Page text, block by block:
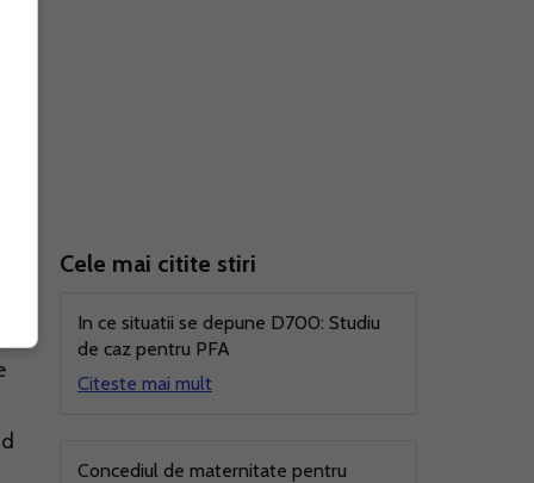
Cele mai citite stiri
In ce situatii se depune D700: Studiu
de caz pentru PFA
Citeste mai mult
Concediul de maternitate pentru